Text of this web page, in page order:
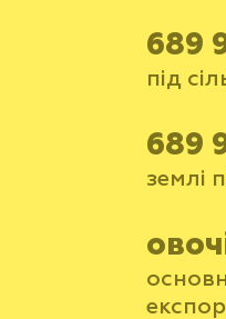
689
пiд
689
землі